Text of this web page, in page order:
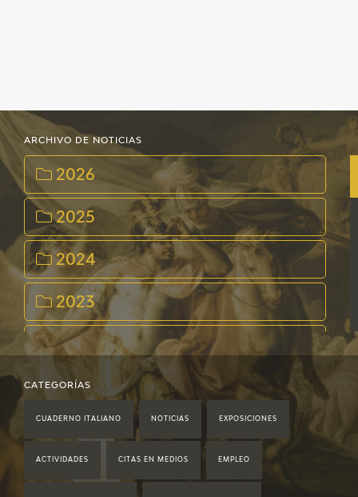
CEDEA
RECURSOS EDUCATIVOS
FICHAS ARASAAC
ARCHIVO DE NOTICIAS
2026
2025
2024
2023
2022
2021
CATEGORÍAS
CUADERNO ITALIANO NOTICIAS EXPOSICIONES
ACTIVIDADES CITAS EN MEDIOS EMPLEO